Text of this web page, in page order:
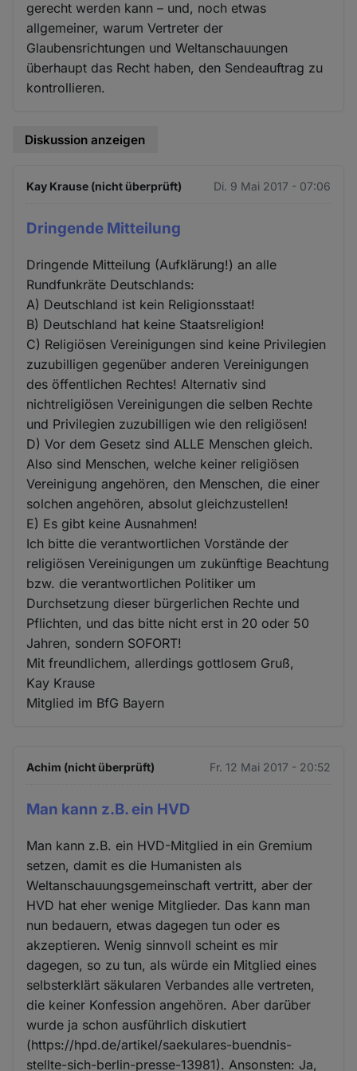
gerecht werden kann – und, noch etwas
allgemeiner, warum Vertreter der
Glaubensrichtungen und Weltanschauungen
überhaupt das Recht haben, den Sendeauftrag zu
kontrollieren.
Diskussion anzeigen
Kay Krause (nicht überprüft) Di. 9 Mai 2017 - 07:06
Dringende Mitteilung
Dringende Mitteilung (Aufklärung!) an alle
Rundfunkräte Deutschlands:
A) Deutschland ist kein Religionsstaat!
B) Deutschland hat keine Staatsreligion!
C) Religiösen Vereinigungen sind keine Privilegien
zuzubilligen gegenüber anderen Vereinigungen
des öffentlichen Rechtes! Alternativ sind
nichtreligiösen Vereinigungen die selben Rechte
und Privilegien zuzubilligen wie den religiösen!
D) Vor dem Gesetz sind ALLE Menschen gleich.
Also sind Menschen, welche keiner religiösen
Vereinigung angehören, den Menschen, die einer
solchen angehören, absolut gleichzustellen!
E) Es gibt keine Ausnahmen!
Ich bitte die verantwortlichen Vorstände der
religiösen Vereinigungen um zukünftige Beachtung
bzw. die verantwortlichen Politiker um
Durchsetzung dieser bürgerlichen Rechte und
Pflichten, und das bitte nicht erst in 20 oder 50
Jahren, sondern SOFORT!
Mit freundlichem, allerdings gottlosem Gruß,
Kay Krause
Mitglied im BfG Bayern
Achim (nicht überprüft) Fr. 12 Mai 2017 - 20:52
Man kann z.B. ein HVD
Man kann z.B. ein HVD-Mitglied in ein Gremium
setzen, damit es die Humanisten als
Weltanschauungsgemeinschaft vertritt, aber der
HVD hat eher wenige Mitglieder. Das kann man
nun bedauern, etwas dagegen tun oder es
akzeptieren. Wenig sinnvoll scheint es mir
dagegen, so zu tun, als würde ein Mitglied eines
selbsterklärt säkularen Verbandes alle vertreten,
die keiner Konfession angehören. Aber darüber
wurde ja schon ausführlich diskutiert
(https://hpd.de/artikel/saekulares-buendnis-
stellte-sich-berlin-presse-13981). Ansonsten: Ja,